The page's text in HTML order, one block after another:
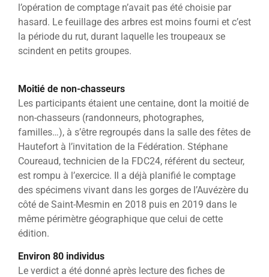
l’opération de comptage n’avait pas été choisie par
hasard. Le feuillage des arbres est moins fourni et c’est
la période du rut, durant laquelle les troupeaux se
scindent en petits groupes.
Moitié de non-chasseurs
Les participants étaient une centaine, dont la moitié de
non-chasseurs (randonneurs, photographes,
familles…), à s’être regroupés dans la salle des fêtes de
Hautefort à l’invitation de la Fédération. Stéphane
Coureaud, technicien de la FDC24, référent du secteur,
est rompu à l’exercice. Il a déjà planifié le comptage
des spécimens vivant dans les gorges de l’Auvézère du
côté de Saint-Mesmin en 2018 puis en 2019 dans le
même périmètre géographique que celui de cette
édition.
Environ 80 individus
Le verdict a été donné après lecture des fiches de